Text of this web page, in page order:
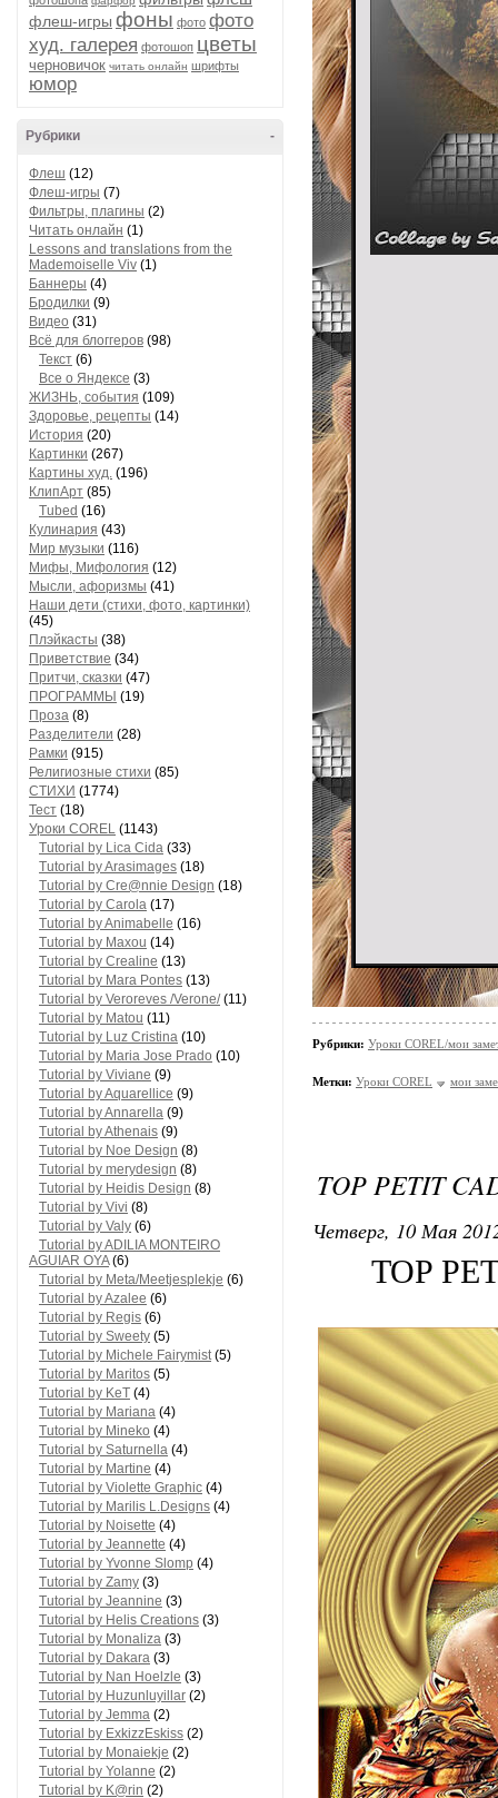
флеш-игры фоны фото фото
худ. галерея фотошоп цветы
черновичок читать онлайн шрифты
юмор
-
Рубрики
Флеш (12)
Флеш-игры (7)
Фильтры, плагины (2)
Читать онлайн (1)
Lessons and translations from the
Mademoiselle Viv (1)
Баннеры (4)
Бродилки (9)
Видео (31)
Всё для блоггеров (98)
Текст (6)
Все о Яндексе (3)
ЖИЗНЬ, события (109)
Здоровье, рецепты (14)
История (20)
Картинки (267)
Картины худ. (196)
КлипАрт (85)
Tubed (16)
Кулинария (43)
Мир музыки (116)
Мифы, Мифология (12)
Мысли, афоризмы (41)
Наши дети (стихи, фото, картинки)
(45)
Плэйкасты (38)
Приветствие (34)
Притчи, сказки (47)
ПРОГРАММЫ (19)
Проза (8)
Разделители (28)
Рамки (915)
Религиозные стихи (85)
СТИХИ (1774)
Тест (18)
Уроки COREL (1143)
Tutorial by Lica Cida (33)
Tutorial by Arasimages (18)
Tutorial by Cre@nnie Design (18)
Tutorial by Carola (17)
Tutorial by Animabelle (16)
Tutorial by Maxou (14)
Tutorial by Crealine (13)
Tutorial by Mara Pontes (13)
Tutorial by Veroreves /Verone/(11)
Tutorial by Matou (11)
Tutorial by Luz Cristina (10)
Tutorial by Maria Jose Prado (10)
Tutorial by Viviane (9)
Tutorial by Aquarellice (9)
Tutorial by Annarella (9)
Tutorial by Athenais (9)
Tutorial by Noe Design (8)
Tutorial by merydesign (8)
Tutorial by Heidis Design (8)
Tutorial by Vivi (8)
Tutorial by Valy (6)
Tutorial by ADILIA MONTEIRO
AGUIAR OYA(6)
Tutorial by Meta/Meetjesplekje (6)
Tutorial by Azalee (6)
Tutorial by Regis (6)
Tutorial by Sweety (5)
Tutorial by Michele Fairymist(5)
Tutorial by Maritos (5)
Tutorial by KeT (4)
Tutorial by Mariana (4)
Tutorial by Mineko (4)
Tutorial by Saturnella (4)
Tutorial by Martine (4)
Tutorial by Violette Graphic (4)
Tutorial by Marilis L.Designs (4)
Tutorial by Noisette (4)
Tutorial by Jeannette (4)
Tutorial by Yvonne Slomp (4)
Tutorial by Zamy (3)
Tutorial by Jeannine (3)
Tutorial by Helis Creations (3)
Tutorial by Monaliza (3)
Tutorial by Dakara (3)
Tutorial by Nan Hoelzle (3)
Tutorial by Huzunluyillar (2)
Tutorial by Jemma (2)
Tutorial by ExkizzEskiss (2)
Tutorial by Monaiekje (2)
Tutorial by Yolanne (2)
Tutorial by K@rin (2)
Рубрики: Уроки COREL/мои
Метки: Уроки COREL мои
TOP PETIT
Четверг, 10 Мая
TOP